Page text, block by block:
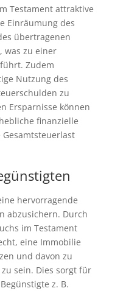
Testament attraktive
Einräumung des
übertragenen
was zu einer
Zudem
Nutzung des
zu
Ersparnisse können
finanzielle
hervorragende
abzusichern. Durch
im Testament
eine Immobilie
und davon zu
sein. Dies sorgt für
z. B.